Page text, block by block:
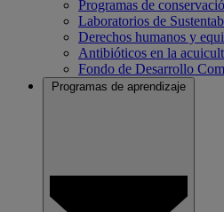
Programas de
Laboratorios de
Derechos humanos y
Antibióticos en la
Fondo de Desarrollo
Programas de aprendizaje